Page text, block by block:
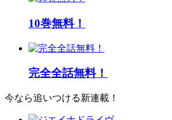
10巻無料！
完全全話無料！
今なら追いつける新連載！